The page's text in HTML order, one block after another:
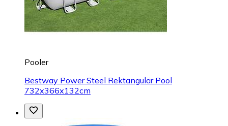
Pooler
Bestway Power Steel Rektangulär Pool
732x366x132cm